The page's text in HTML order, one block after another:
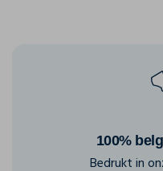
100%
Bedrukt in